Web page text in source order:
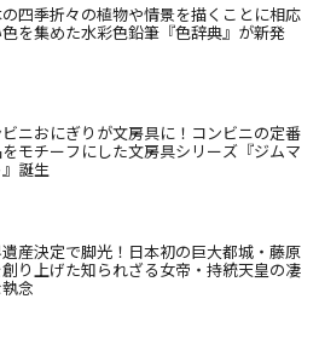
の四季折々の植物や情景を描くことに相応
色を集めた水彩色鉛筆『色辞典』が新発
ビニおにぎりが文房具に！コンビニの定番
モチーフにした文房具シリーズ『ジムマ
誕生
産決定で脚光！日本初の巨大都城・藤原
り上げた知られざる女帝・持統天皇の凄
念